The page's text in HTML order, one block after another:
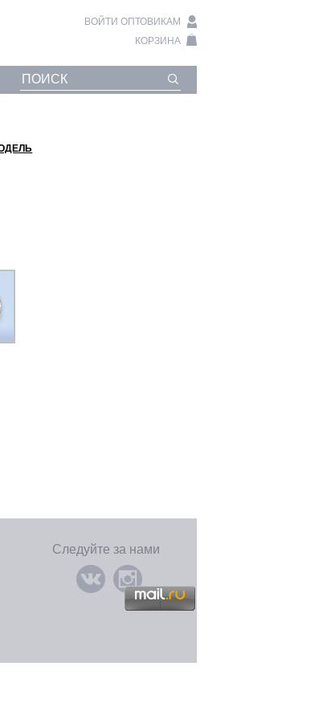
ВОЙТИ ОПТОВИКАМ
КОРЗИНА
Следуйте за нами